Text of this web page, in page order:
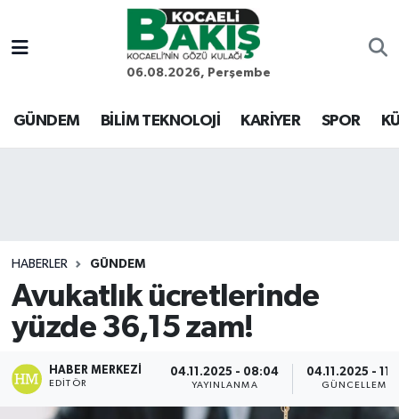
06.08.2026, Perşembe
GÜNDEM BİLİM TEKNOLOJİ KARİYER SPOR
HABERLER GÜNDEM
Avukatlık ücretlerinde
yüzde 36,15 zam!
HABER MERKEZI
EDITÖR
04.11.2025 - 08:04
YAYINLANMA
04.11.2025 -
GÜNCELLEME
Kocaeli Nöbetçi Eczaneler
Kocaeli Hava Durumu
Son Dakika Haberleri
Haber Arşivi